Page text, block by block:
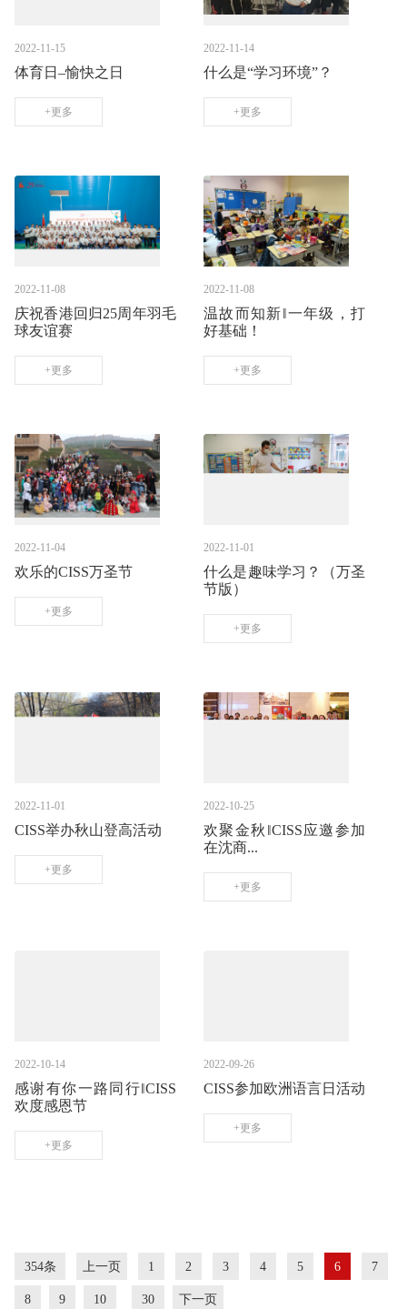
2022-11-15
体育日–愉快之日
+更多
2022-11-14
什么是“学习环境”？
+更多
2022-11-08
庆祝香港回归25周年羽毛
球友谊赛
+更多
2022-11-08
温故而知新‖一年级，打
好基础！
+更多
2022-11-04
欢乐的CISS万圣节
+更多
2022-11-01
什么是趣味学习？（万圣
节版）
+更多
2022-11-01
CISS举办秋山登高活动
+更多
2022-10-25
欢聚金秋‖CISS应邀参加
在沈商...
+更多
2022-10-14
感谢有你一路同行‖CISS
欢度感恩节
+更多
2022-09-26
CISS参加欧洲语言日活动
+更多
354条 上一页 1 2 3 4 5 6 7
8 9 10 30 下一页